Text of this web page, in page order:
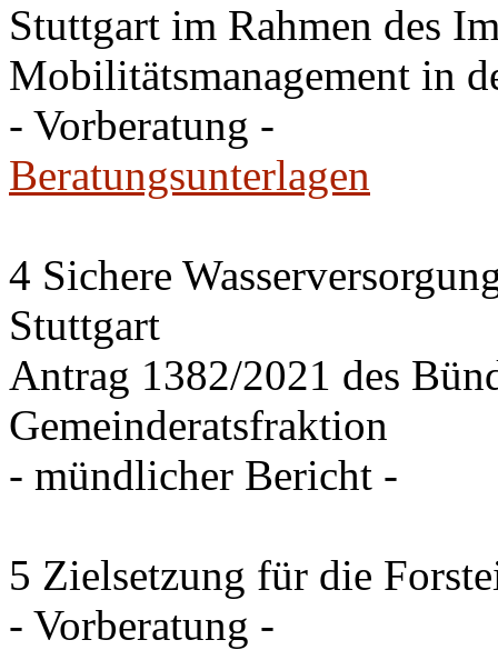
Stuttgart im Rahmen des
Mobilitätsmanagement in
- Vorberatung -
Beratungsunterlagen
4 Sichere
Stuttgart
Antrag 1382/2021 des
Gemeinderatsfraktion
- mündlicher Bericht -
5 Zielsetzung für die
- Vorberatung -